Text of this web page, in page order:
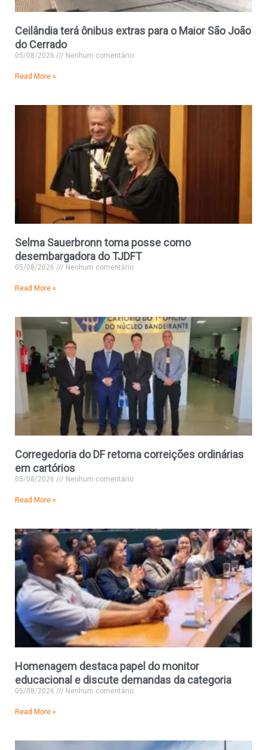
Ceilândia terá ônibus extras para o Maior São João
do Cerrado
05/08/2026 Nenhum comentário
Read More »
Selma Sauerbronn toma posse como
desembargadora do TJDFT
05/08/2026 Nenhum comentário
Read More »
Corregedoria do DF retoma correições ordinárias
em cartórios
05/08/2026 Nenhum comentário
Read More »
Homenagem destaca papel do monitor
educacional e discute demandas da categoria
05/08/2026 Nenhum comentário
Read More »